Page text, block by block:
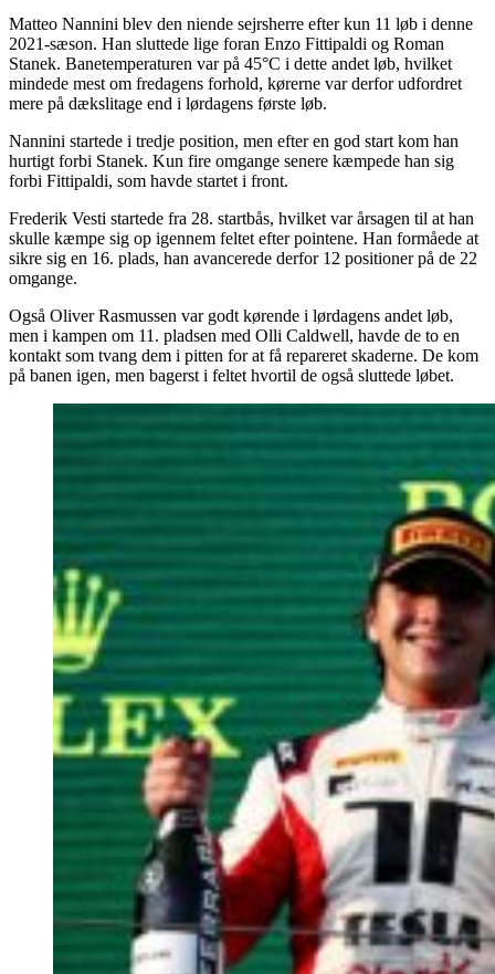
Matteo Nannini blev den niende sejrsherre efter kun 11 løb i denne
2021-sæson. Han sluttede lige foran Enzo Fittipaldi og Roman
Stanek. Banetemperaturen var på 45°C i dette andet løb, hvilket
mindede mest om fredagens forhold, kørerne var derfor udfordret
mere på dækslitage end i lørdagens første løb.
Nannini startede i tredje position, men efter en god start kom han
hurtigt forbi Stanek. Kun fire omgange senere kæmpede han sig
forbi Fittipaldi, som havde startet i front.
Frederik Vesti startede fra 28. startbås, hvilket var årsagen til at han
skulle kæmpe sig op igennem feltet efter pointene. Han formåede at
sikre sig en 16. plads, han avancerede derfor 12 positioner på de 22
omgange.
Også Oliver Rasmussen var godt kørende i lørdagens andet løb,
men i kampen om 11. pladsen med Olli Caldwell, havde de to en
kontakt som tvang dem i pitten for at få repareret skaderne. De kom
på banen igen, men bagerst i feltet hvortil de også sluttede løbet.